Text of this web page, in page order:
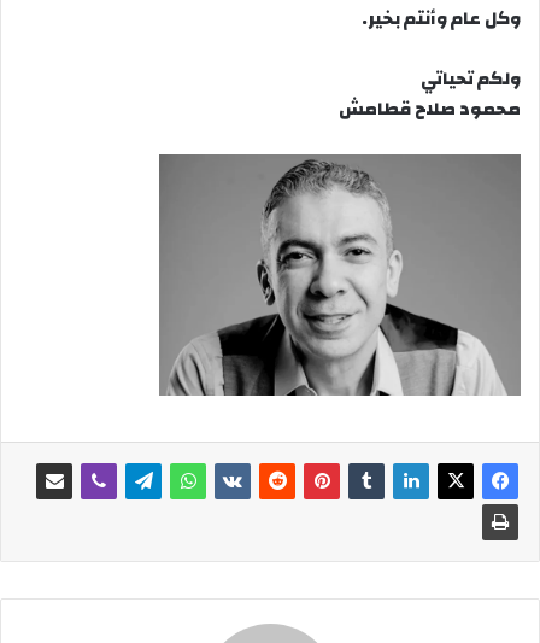
وكل عام وأنتم بخير.
ولكم تحياتي
محمود صلاح قطامش